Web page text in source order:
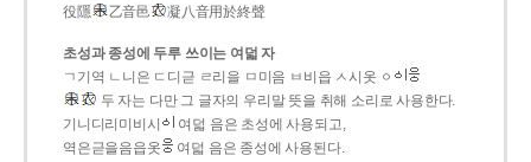
役隱
乙音邑 凝八音用於終聲
초성과 종성에 두루 쓰이는 여덟 자
ㄱ기역 ㄴ니은 ㄷ디귿 ㄹ리을 ㅁ미음 ㅂ비읍 ㅅ시옷 ㆁ
두 자는 다만 그 글자의 우리말 뜻을 취해 소리로 사용한다.
기니디리미비시
여덟 음은 초성에 사용되고,
역은귿을음읍옷
여덟 음은 종성에 사용된다.